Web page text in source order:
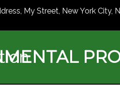
My Street, New York City,